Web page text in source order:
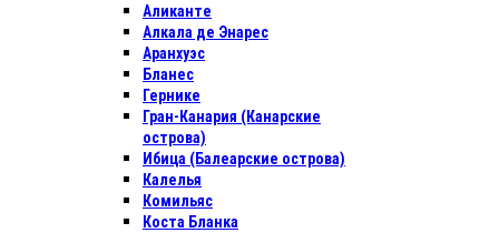
Аликанте
Алкала де Энарес
Аранхуэс
Бланес
Гернике
Гран-Канария (Канарские
острова)
Ибица (Балеарские острова)
Калелья
Комильяс
Коста Бланка